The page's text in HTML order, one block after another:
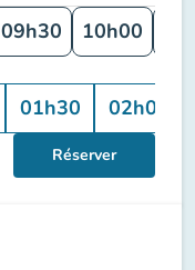
09h30 10h00
01h30 02h00
Réserver